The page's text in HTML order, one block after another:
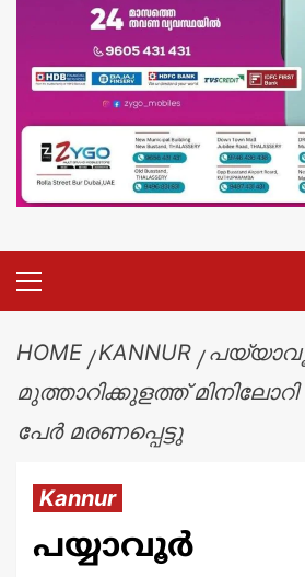
HOME KANNUR
മുത്താറിക്കുളത്ത്
പേർ മരണപ്പെട്ടു
Kannur
പയ്യാവൂർ